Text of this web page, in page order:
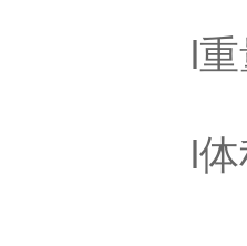
l重
l体积